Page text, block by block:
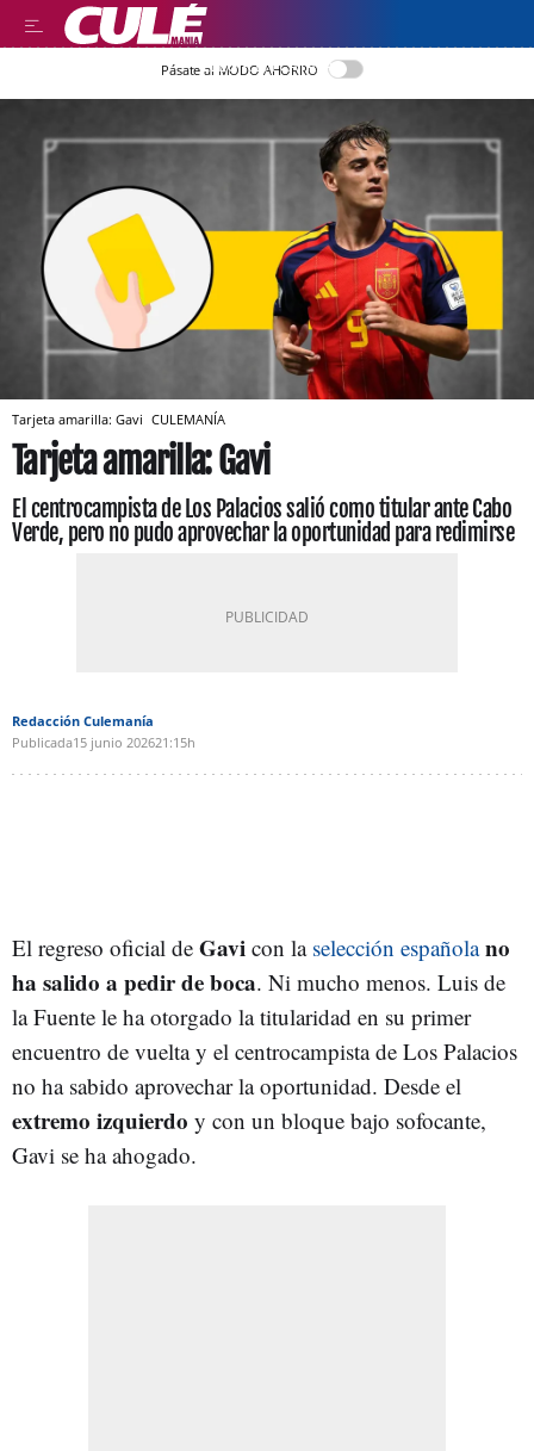
LLEGIR EN CATALÀ
Pásate al MODO AHORRO
Tarjeta amarilla: Gavi CULEMANÍA
Tarjeta amarilla: Gavi
El centrocampista de Los Palacios salió como titular ante Cabo
Verde, pero no pudo aprovechar la oportunidad para redimirse
Redacción Culemanía
Publicada15 junio 202621:15h
El regreso oficial de Gavi con la selección española no
ha salido a pedir de boca. Ni mucho menos. Luis de
la Fuente le ha otorgado la titularidad en su primer
encuentro de vuelta y el centrocampista de Los Palacios
no ha sabido aprovechar la oportunidad. Desde el
extremo izquierdo y con un bloque bajo sofocante,
Gavi se ha ahogado.